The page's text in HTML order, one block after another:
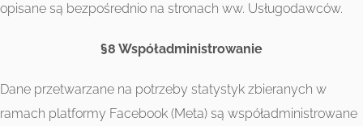
opisane są bezpośrednio na stronach ww. Usługodawców.
§8 Współadministrowanie
Dane przetwarzane na potrzeby statystyk zbieranych w
ramach platformy Facebook (Meta) są współadministrowane